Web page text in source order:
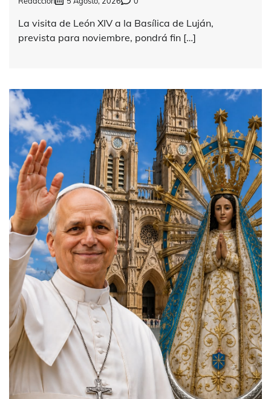
La visita de León XIV a la Basílica de Luján,
prevista para noviembre, pondrá fin […]